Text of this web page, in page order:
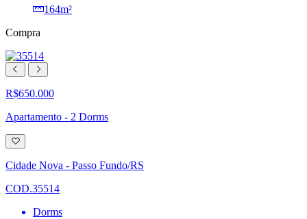
164m²
Compra
R$650.000
Apartamento - 2 Dorms
Adicionar
à
lista
de
Cidade Nova - Passo Fundo/RS
COD.35514
Dorms